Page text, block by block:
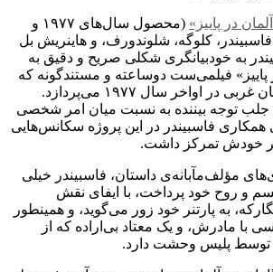
در پاییز»
(محصول سال‌های ۱۹۷۷ و
فاسبیندر، کلوگه، شلوندورف، و هاینریش بل
به خودبیانگری شکلی صریح و دقیق به
فیلمی‌ست دوساعته و مستندگونه که
به وضعیت بحرانی آلمان غربی در اواخر سال‌ ۱۹۷۷ می‌پردازد.
جلب توجه بیننده به نسبت میان امر شخصی
همکاری فاسبیندر در این پروژه سکانس‌هایی
خودش تمرکز داشت.
مؤلف‌مآبانه‌ی داستان، فاسبیندر خیلی
و روح خود پرداخت، با ایفای نقش
به پارتنر خود زور می‌گوید، و همینطور
با مادرش، و یک معتاد بی‌اراده که از
توسط پلیس وحشت دارد.